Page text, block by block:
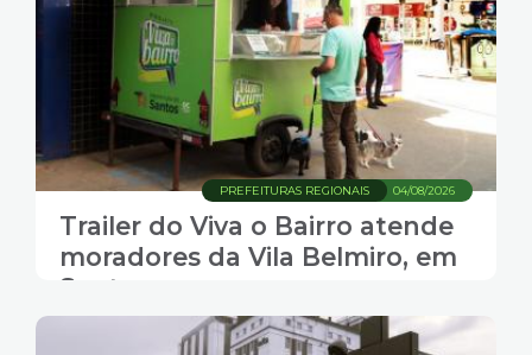
04/08/2026
PREFEITURAS REGIONAIS
Trailer do Viva o Bairro atende
moradores da Vila Belmiro, em
Santos